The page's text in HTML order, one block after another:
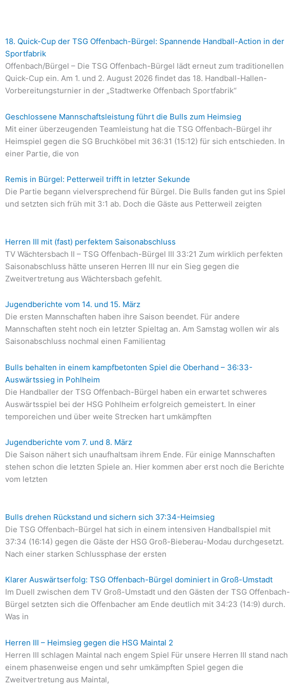
18. Quick-Cup der TSG Offenbach-Bürgel: Spannende Handball-Action in der
Sportfabrik
Offenbach/Bürgel – Die TSG Offenbach-Bürgel lädt erneut zum traditionellen
Quick-Cup ein. Am 1. und 2. August 2026 findet das 18. Handball-Hallen-
Vorbereitungsturnier in der „Stadtwerke Offenbach Sportfabrik“
Geschlossene Mannschaftsleistung führt die Bulls zum Heimsieg
Mit einer überzeugenden Teamleistung hat die TSG Offenbach-Bürgel ihr
Heimspiel gegen die SG Bruchköbel mit 36:31 (15:12) für sich entschieden. In
einer Partie, die von
Remis in Bürgel: Petterweil trifft in letzter Sekunde
Die Partie begann vielversprechend für Bürgel. Die Bulls fanden gut ins Spiel
und setzten sich früh mit 3:1 ab. Doch die Gäste aus Petterweil zeigten
Herren III mit (fast) perfektem Saisonabschluss
TV Wächtersbach II – TSG Offenbach-Bürgel III 33:21 Zum wirklich perfekten
Saisonabschluss hätte unseren Herren III nur ein Sieg gegen die
Zweitvertretung aus Wächtersbach gefehlt.
Jugendberichte vom 14. und 15. März
Die ersten Mannschaften haben ihre Saison beendet. Für andere
Mannschaften steht noch ein letzter Spieltag an. Am Samstag wollen wir als
Saisonabschluss nochmal einen Familientag
Bulls behalten in einem kampfbetonten Spiel die Oberhand – 36:33-
Auswärtssieg in Pohlheim
Die Handballer der TSG Offenbach-Bürgel haben ein erwartet schweres
Auswärtsspiel bei der HSG Pohlheim erfolgreich gemeistert. In einer
temporeichen und über weite Strecken hart umkämpften
Jugendberichte vom 7. und 8. März
Die Saison nähert sich unaufhaltsam ihrem Ende. Für einige Mannschaften
stehen schon die letzten Spiele an. Hier kommen aber erst noch die Berichte
vom letzten
Bulls drehen Rückstand und sichern sich 37:34-Heimsieg
Die TSG Offenbach-Bürgel hat sich in einem intensiven Handballspiel mit
37:34 (16:14) gegen die Gäste der HSG Groß-Bieberau-Modau durchgesetzt.
Nach einer starken Schlussphase der ersten
Klarer Auswärtserfolg: TSG Offenbach-Bürgel dominiert in Groß-Umstadt
Im Duell zwischen dem TV Groß-Umstadt und den Gästen der TSG Offenbach-
Bürgel setzten sich die Offenbacher am Ende deutlich mit 34:23 (14:9) durch.
Was in
Herren III – Heimsieg gegen die HSG Maintal 2
Herren III schlagen Maintal nach engem Spiel Für unsere Herren III stand nach
einem phasenweise engen und sehr umkämpften Spiel gegen die
Zweitvertretung aus Maintal,
Seite
Seite
Seite
Seite
Seite